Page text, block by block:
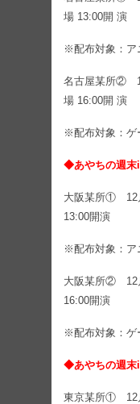
場 13:00開 演
※配布対象：ア
名古屋某所②
場 16:00開 演
※配布対象：ゲ
◆あやちの週末
大阪某所① 12
13:00開演
※配布対象：ア
大阪某所② 12
16:00開演
※配布対象：ゲ
◆あやちの週末
東京某所① 12